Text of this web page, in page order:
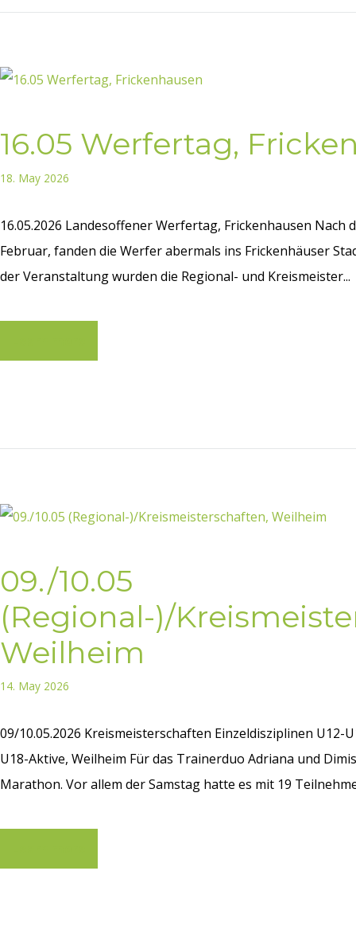
16.05 Werfertag,
18. May 2026
16.05.2026 Landesoffener Werfertag, Frickenhausen
Februar, fanden die Werfer abermals ins Frickenhäuser
der Veranstaltung wurden die Regional- und Kreismeister...
09./10.05
(Regional-)/
Weilheim
14. May 2026
09/10.05.2026 Kreismeisterschaften Einzeldisziplinen U12-
U18-Aktive, Weilheim Für das Trainerduo Adriana und
Marathon. Vor allem der Samstag hatte es mit 19